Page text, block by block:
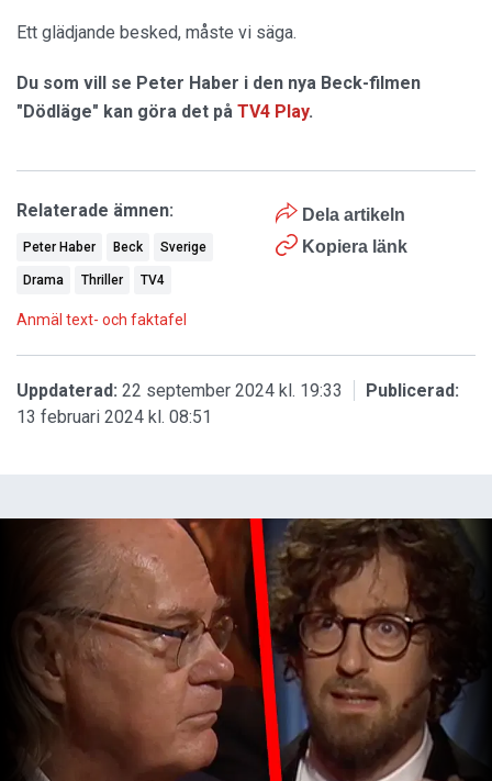
Ett glädjande besked, måste vi säga.
Du som vill se Peter Haber i den nya Beck-filmen
"Dödläge" kan göra det på TV4 Play.
Dela artikeln
Kopiera länk
Relaterade ämnen:
Peter Haber Beck Sverige
Drama Thriller TV4
Anmäl text- och faktafel
Uppdaterad: 22 september 2024 kl. 19:33
Publicerad:
13 februari 2024 kl. 08:51